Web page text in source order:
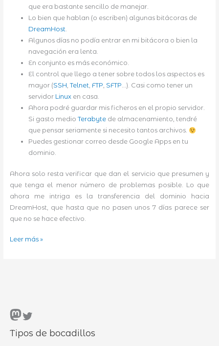
que era bastante sencillo de manejar.
Lo bien que hablan (o escriben) algunas bitácoras de
DreamHost.
Algunos días no podía entrar en mi bitácora o bien la
navegación era lenta.
En conjunto es más económico.
El control que llego a tener sobre todos los aspectos es
mayor (SSH, Telnet, FTP, SFTP…). Casi como tener un
servidor Linuxen casa.
Ahora podré guardar mis ficheros en el propio servidor.
Si gasto medio Terabytede almacenamiento, tendré
que pensar seriamente si necesito tantos archivos.
Puedes gestionar correo desde Google Apps en tu
dominio.
Ahora solo resta verificar que dan el servicio que presumen y
que tenga el menor número de problemas posible. Lo que
ahora me intriga es la transferencia del dominio hacia
DreamHost, que hasta que no pasen unos 7 días parece ser
que no se hace efectivo.
Cambio
Leer más »
Mastodon Twitter
Tipos de bocadillos